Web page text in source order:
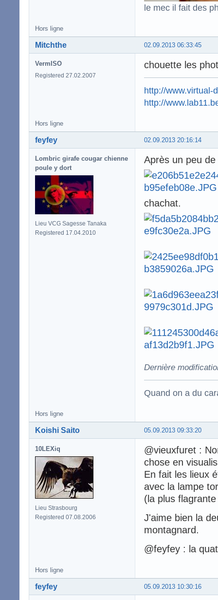
le mec il fait des
Hors ligne
02.09.2013 06:33:45
Mitchthe
VermISO
Registered 27.02.2007
chouette les
http://www.virtual-
http://
Hors ligne
02.09.2013 20:16:14
feyfey
Lombric girafe cougar chienne
poule y dort
Lieu VCG Sagesse Tanaka
Registered 17.04.2010
Après un peu
chachat.
Dernière
Quand on a du
Hors ligne
05.09.2013 09:33:20
Koishi Saito
10LEXiq
Lieu Strasbourg
Registered 07.08.2006
@vieuxfuret :
chose en
En fait les lieux
avec la lampe
(la plus
J'aime bien la
montagnard.
@feyfey : la
Hors ligne
05.09.2013 10:30:16
feyfey